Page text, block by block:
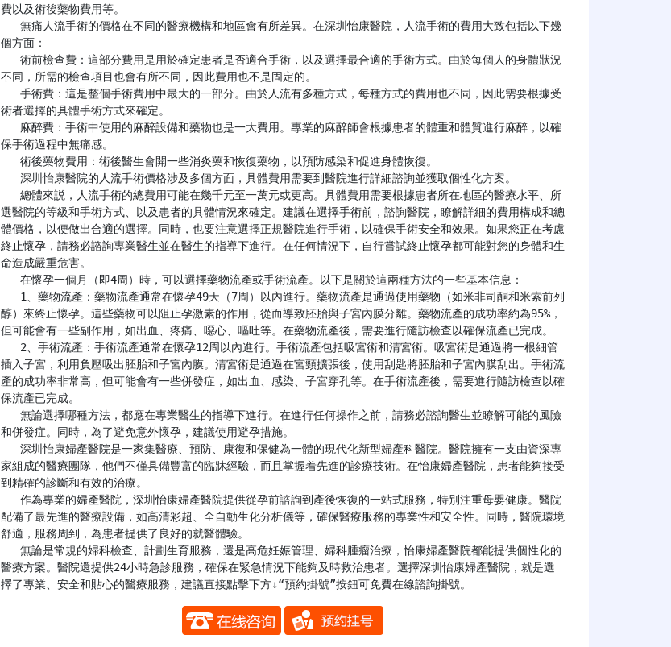
費以及術後藥物費用等。
個方面：
不同，所需的檢查項目也會有所不同，因此費用也不是固定的。
術者選擇的具體手術方式來確定。
保手術過程中無痛感。
選醫院的等級和手術方式、以及患者的具體情況來確定。建議在選擇手術前，諮詢醫院，瞭解詳細的費用構成和總
體價格，以便做出合適的選擇。同時，也要注意選擇正規醫院進行手術，以確保手術安全和效果。如果您正在考慮
終止懷孕，請務必諮詢專業醫生並在醫生的指導下進行。在任何情況下，自行嘗試終止懷孕都可能對您的身體和生
命造成嚴重危害。
醇）來終止懷孕。這些藥物可以阻止孕激素的作用，從而導致胚胎與子宮內膜分離。藥物流產的成功率約為95%，
但可能會有一些副作用，如出血、疼痛、噁心、嘔吐等。在藥物流產後，需要進行隨訪檢查以確保流產已完成。
插入子宮，利用負壓吸出胚胎和子宮內膜。清宮術是通過在宮頸擴張後，使用刮匙將胚胎和子宮內膜刮出。手術流
產的成功率非常高，但可能會有一些併發症，如出血、感染、子宮穿孔等。在手術流產後，需要進行隨訪檢查以確
保流產已完成。
和併發症。同時，為了避免意外懷孕，建議使用避孕措施。
家組成的醫療團隊，他們不僅具備豐富的臨牀經驗，而且掌握着先進的診療技術。在怡康婦產醫院，患者能夠接受
到精確的診斷和有效的治療。
配備了最先進的醫療設備，如高清彩超、全自動生化分析儀等，確保醫療服務的專業性和安全性。同時，醫院環境
舒適，服務周到，為患者提供了良好的就醫體驗。
醫療方案。醫院還提供24小時急診服務，確保在緊急情況下能夠及時救治患者。選擇深圳怡康婦產醫院，就是選
擇了專業、安全和貼心的醫療服務，建議直接點擊下方↓“預約掛號”按鈕可免費在線諮詢掛號。